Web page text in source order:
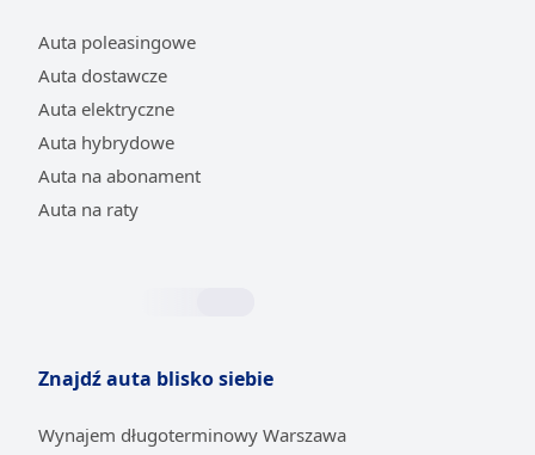
Auta poleasingowe
Auta dostawcze
Auta elektryczne
Auta hybrydowe
Auta na abonament
Auta na raty
Znajdź auta blisko siebie
Wynajem długoterminowy Warszawa